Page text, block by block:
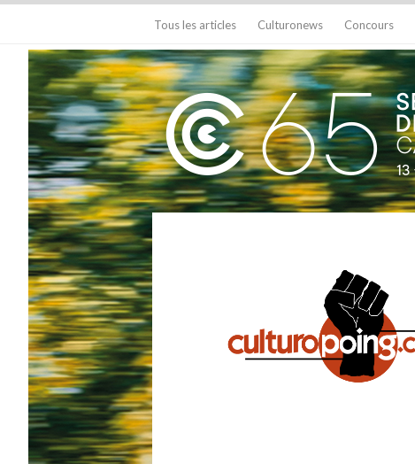
Tous les articles Culturonews Concours